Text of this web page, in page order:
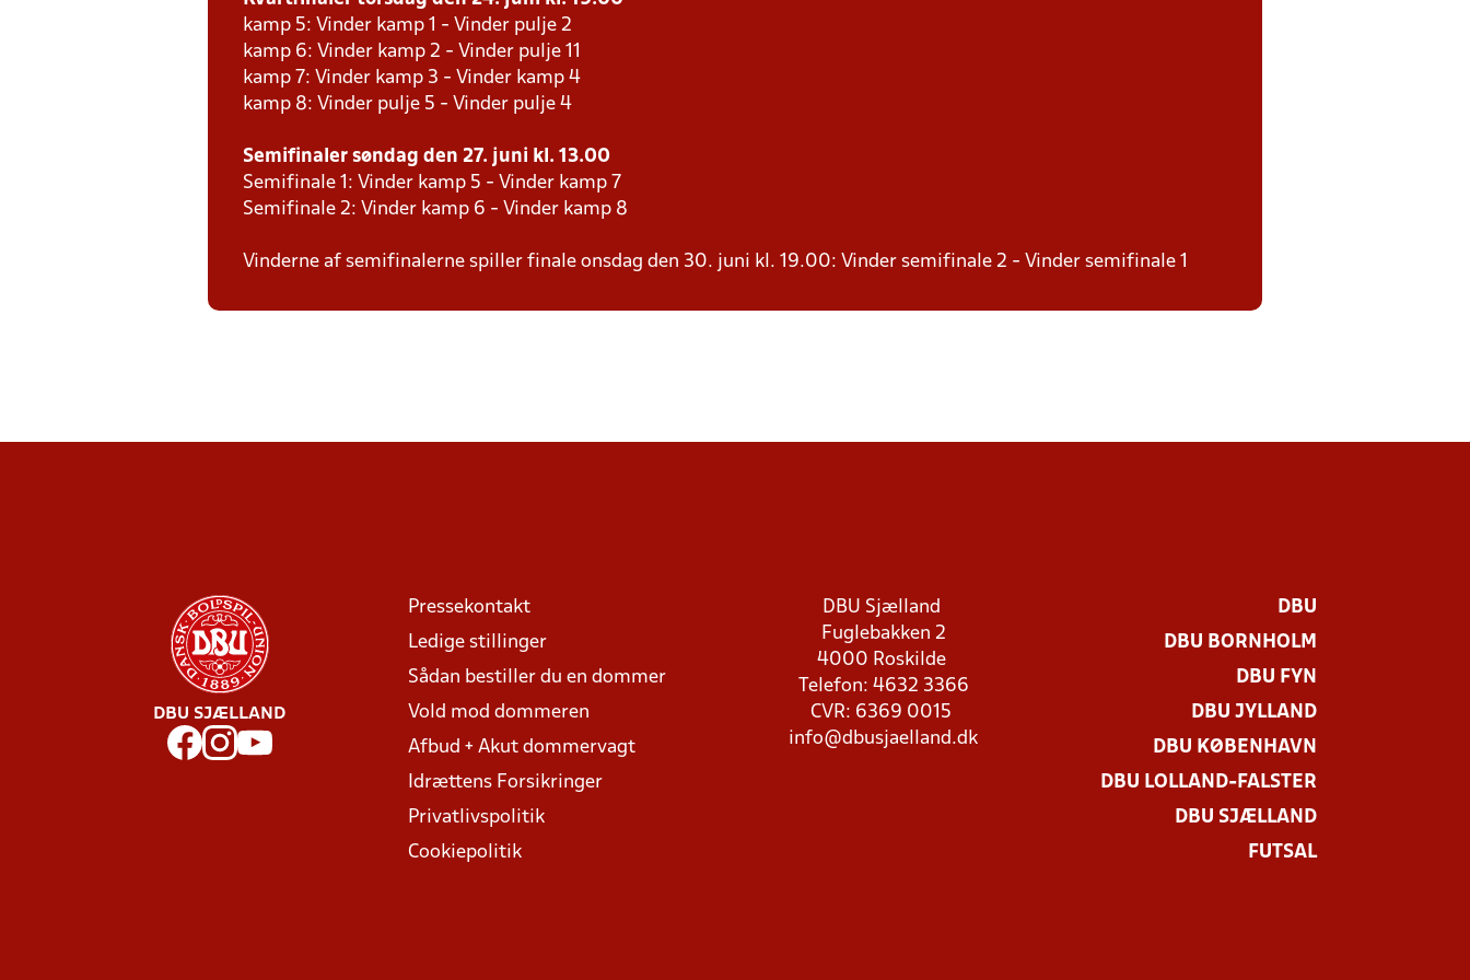
kamp 5: Vinder kamp 1 - Vinder pulje 2
kamp 6: Vinder kamp 2 - Vinder pulje 11
kamp 7: Vinder kamp 3 - Vinder kamp 4
kamp 8: Vinder pulje 5 - Vinder pulje 4
Semifinaler søndag den 27. juni kl. 13.00
Semifinale 1: Vinder kamp 5 - Vinder kamp 7
Semifinale 2: Vinder kamp 6 - Vinder kamp 8
Vinderne af semifinalerne spiller finale onsdag den 30. juni kl. 19.00: Vinder semifinale 2 - Vinder semifinale 1
DBU SJÆLLAND
Pressekontakt
Ledige stillinger
Sådan bestiller du en dommer
Vold mod dommeren
Afbud + Akut dommervagt
Idrættens Forsikringer
Privatlivspolitik
Cookiepolitik
DBU Sjælland
Fuglebakken 2
4000 Roskilde
Telefon: 4632 3366
CVR: 6369 0015
info@dbusjaelland.dk
DBU
DBU BORNHOLM
DBU FYN
DBU JYLLAND
DBU KØBENHAVN
DBU LOLLAND-FALSTER
DBU SJÆLLAND
FUTSAL